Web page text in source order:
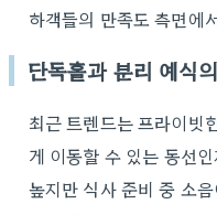
하객들의 만족도 측면에
단독홀과 분리 예식
최근 트렌드는 프라이빗
게 이동할 수 있는 동선
높지만 식사 준비 중 소